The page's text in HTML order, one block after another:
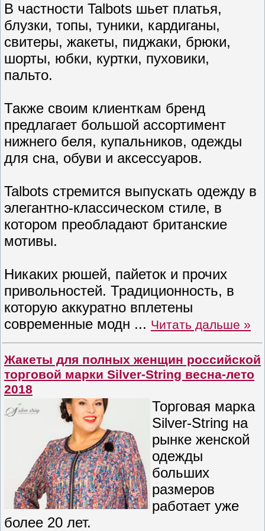
В частности Talbots шьет платья,
блузки, топы, туники, кардиганы,
свитеры, жакеты, пиджаки, брюки,
шорты, юбки, куртки, пуховики,
пальто.
Также своим клиенткам бренд
предлагает большой ассортимент
нижнего беля, купальников, одежды
для сна, обуви и аксессуаров.
Talbots стремится выпускать одежду в
элегантно-классическом стиле, в
котором преобладают британские
мотивы.
Никаких рюшей, пайеток и прочих
привольностей. Традиционность, в
которую аккуратно вплетены
современные модн ... Читать дальше »
Жакеты для полных женщин российской
торговой марки Silver-String весна-лето
2018
Торговая марка
Silver-String на
рынке женской
одежды
больших
размеров
работает уже
более 20 лет.